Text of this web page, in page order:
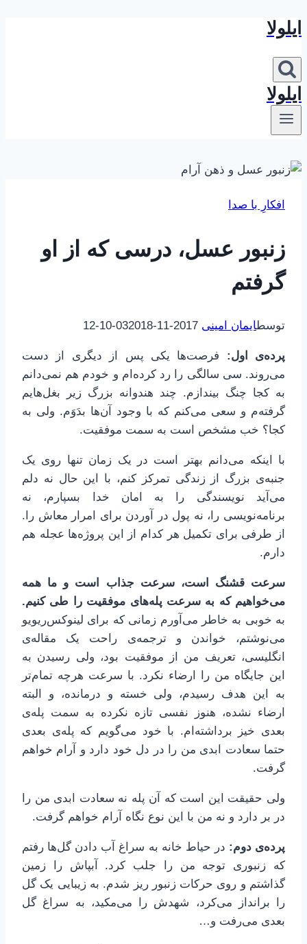
بازگشت
محتوا
ایلولا
ایلولا
افکارِ با صدا
زنبور عسل، درسی که از او
گرفتم
توسطایمان امینی 2017-11-03
2018-10-12
پرده‌ی اول: فرصت‌ها یکی پس از دیگری از دست
می‌روند. سی سالگی را رد کرده‌ام و خودم هم نمی‌دانم
به کجا چنگ بیندازم. چند هندوانه بزرگ زیر بغل‌هایم
گرفته‌م و سعی می‌کنم که با وجود آن‌ها بدَوَم. ولی به
کجا؟ خب مشخص است به سمت موفقیت.
با اینکه می‌دانم بهتر است در یک زمان تنها روی یک
جنبه‌ی بزرگ از زندگی تمرکز کنم، با این حال نه دلم
می‌آید نویسندگی را به امان خدا بسپارم، نه
برنامه‌نویسی را، نه پول در آوردن برای امرار معاش را.
از طرفی برای تکمیل هر کدام از این پروژه‌ها عجله هم
دارم.
سرعت قشنگ است، سرعت جذاب است و ما همه
می‌خواهیم که به سرعت پله‌های موفقیت را طی کنیم.
به خوبی به خاطر می‌آورم زمانی که برای لینوکس‌ریویو
می‌نوشتم، خواندن و ترجمه‌ی راحت یک مقاله‌ی
انگلیسی، تعریف من از موفقیت بود، ولی رسیدن به
این جایگاه من را ارضاء نکرد. با سرعت هرچه تمام‌تر
به این هدف رسیدم، ولی خسته و درمانده، و البته
ارضاء نشده، هنوز نفسی تازه نکرده به سمت پله‌ی
بعدی خیز برداشته‌ام. با خود می‌گویم که پله‌ی بعدی
حتما سعادت ابدی من را در دل خود دارد و آرام خواهم
گرفت.
ولی حقیقت این است که آن پله نه سعادت ابدی من را
در بر دارد و نه من با این نوع نگاه آرام خواهم گرفت.
پرده‌ی دوم: در حیاط خانه به سراغ آب دادن گل‌ها رفتم
که زنبوری توجه من را جلب کرد. آبپاش را زمین
گذاشتم و روی حرکات زنبور ریز شدم. به زیبایی یک گل
را برانداز می‌کرد، شهدش را می‌مکید، به سراغ گل
بعدی می‌رفت و…